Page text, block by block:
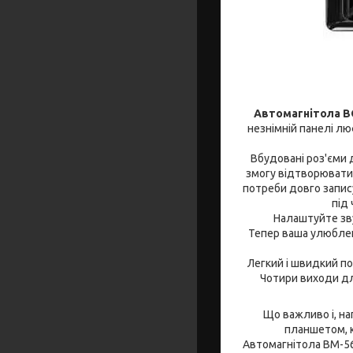
Автомагнітола
незнімній панелі
Вбудовані роз'єми
змогу відтворювати
потреби довго
під
Налаштуйте
Тепер ваша
Легкий і швидкий
Чотири виходи
Що важливо і,
планшетом,
Автомагнітола BM-